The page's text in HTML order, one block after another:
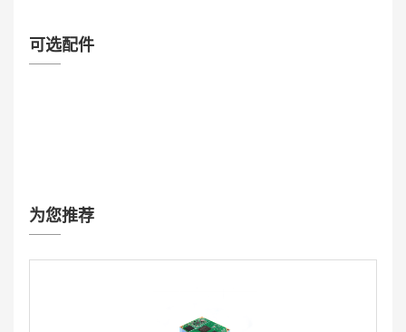
可选配件
为您推荐